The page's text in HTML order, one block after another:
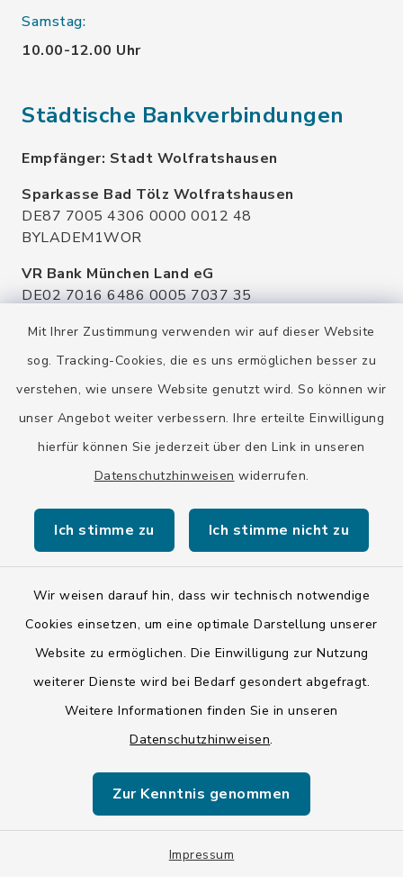
Mit Ihrer Zustimmung verwenden wir auf dieser Website
sog. Tracking-Cookies, die es uns ermöglichen besser zu
verstehen, wie unsere Website genutzt wird. So können wir
unser Angebot weiter verbessern. Ihre erteilte Einwilligung
hierfür können Sie jederzeit über den Link in unseren
Datenschutzhinweisen widerrufen.
Ich stimme zu Ich stimme nicht zu
Wir weisen darauf hin, dass wir technisch notwendige
Cookies einsetzen, um eine optimale Darstellung unserer
Website zu ermöglichen. Die Einwilligung zur Nutzung
weiterer Dienste wird bei Bedarf gesondert abgefragt.
Weitere Informationen finden Sie in unseren
Datenschutzhinweisen.
Zur Kenntnis genommen
Impressum
Samstag:
10.00-12.00 Uhr
Städtische Bankverbindungen
Empfänger: Stadt Wolfratshausen
Sparkasse Bad Tölz Wolfratshausen
DE87 7005 4306 0000 0012 48
BYLADEM1WOR
VR Bank München Land eG
DE02 7016 6486 0005 7037 35
Raiffeisenbank Isar Loisachtal eG
DE92 7016 9543 0001 0005 00
GENODEF1HHS
HypoVereinsbank
DE20 7002 0270 3630 1010 09
HYVEDEMMXXX
Kontakt
Datenschutz
Sitemap